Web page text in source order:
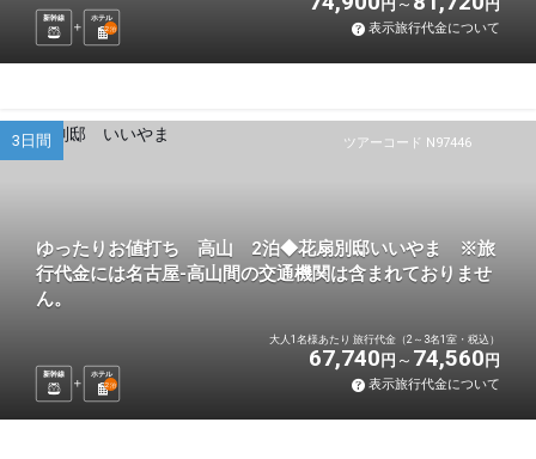
新幹線
ホテル
2泊
円 円
表示旅行代金について
ツアーコード N97446
3日間
ゆったりお値打ち 高山 2泊◆花扇別邸いいやま ※旅
行代金には名古屋-高山間の交通機関は含まれておりませ
ん。
新幹線
ホテル
2泊
大人1名様あたり 旅行代金（2～3名1室・税込）
67,740 円 74,560 円
表示旅行代金について